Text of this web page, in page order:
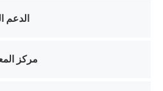
الدعم
مركز